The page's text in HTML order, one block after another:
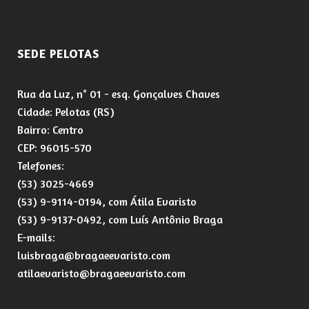
SEDE PELOTAS
Rua da Luz, n° 01 - esq. Gonçalves Chaves
Cidade: Pelotas (RS)
Bairro: Centro
CEP: 96015-570
Telefones:
(53) 3025-4669
(53) 9-9114-0194, com Átila Evaristo
(53) 9-9137-0492, com Luís Antônio Braga
E-mails:
luisbraga@bragaeevaristo.com
atilaevaristo@bragaeevaristo.com